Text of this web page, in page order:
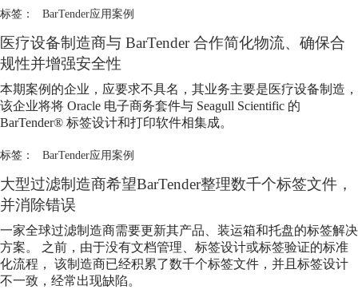
标签： BarTender应用案例
医疗设备制造商与 BarTender 合作简化物流、确保合
规性并增强安全性
本期案例的企业，应要求不具名，其业务主要是医疗设备制造，
该企业将将 Oracle 电子商务套件与 Seagull Scientific 的
BarTender® 标签设计和打印软件相集成。
标签： BarTender应用案例
大型过滤制造商希望BarTender整理数千个标签文件，
并消除错误
一家全球过滤制造商需要更新其产品、装运箱和托盘的标签解决
方案。 之前，由于没有文档管理、标签设计或标签验证的标准
化流程， 该制造商已经积累了数千个标签文件，并且标签设计
不一致，经常出现缺陷。